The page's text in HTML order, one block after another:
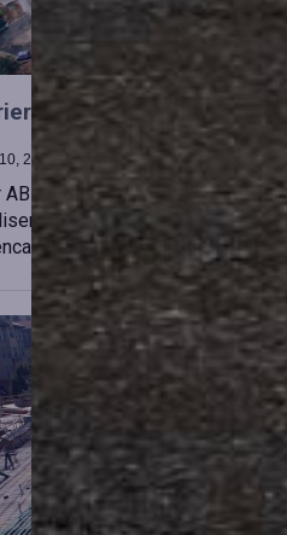
utökar sin verksamhet
2026
AB har förvärvat en
sig på försäljning,
ställning inom